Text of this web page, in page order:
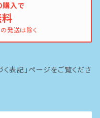
入で
発送は除く
表記」ページをご覧くださ